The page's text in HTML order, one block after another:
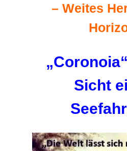
– Weites
Sicht